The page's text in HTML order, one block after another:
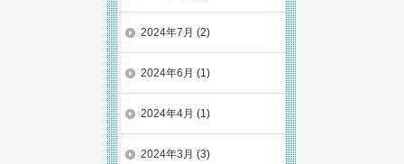
2024年7月 (2)
2024年6月 (1)
2024年4月 (1)
2024年3月 (3)